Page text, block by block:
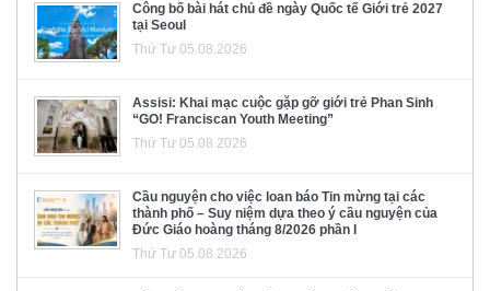
Công bố bài hát chủ đề ngày Quốc tế Giới trẻ 2027
tại Seoul
Thứ Tư 05.08.2026
Assisi: Khai mạc cuộc gặp gỡ giới trẻ Phan Sinh
“GO! Franciscan Youth Meeting”
Thứ Tư 05.08.2026
Cầu nguyện cho việc loan báo Tin mừng tại các
thành phố – Suy niệm dựa theo ý cầu nguyện của
Đức Giáo hoàng tháng 8/2026 phần I
Thứ Tư 05.08.2026